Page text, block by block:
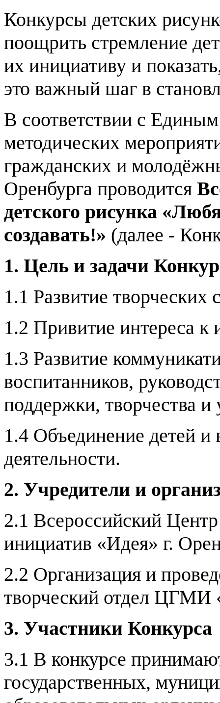
Конкурсы детских
поощрить стремление
их инициативу и
это важный шаг в
В соответствии с
методических
гражданских и
Оренбурга проводится
детского рисунка
создавать!» (далее -
1. Цель и задачи
1.1 Развитие
1.2 Привитие интереса к
1.3 Развитие
воспитанников,
поддержки, творчества и
1.4 Объединение детей и
деятельности.
2. Учредители и
2.1 Всероссийский
инициатив «Идея» г.
2.2 Организация и
творческий отдел ЦГМИ
3. Участники Конкурса
3.1 В конкурсе
государственных,